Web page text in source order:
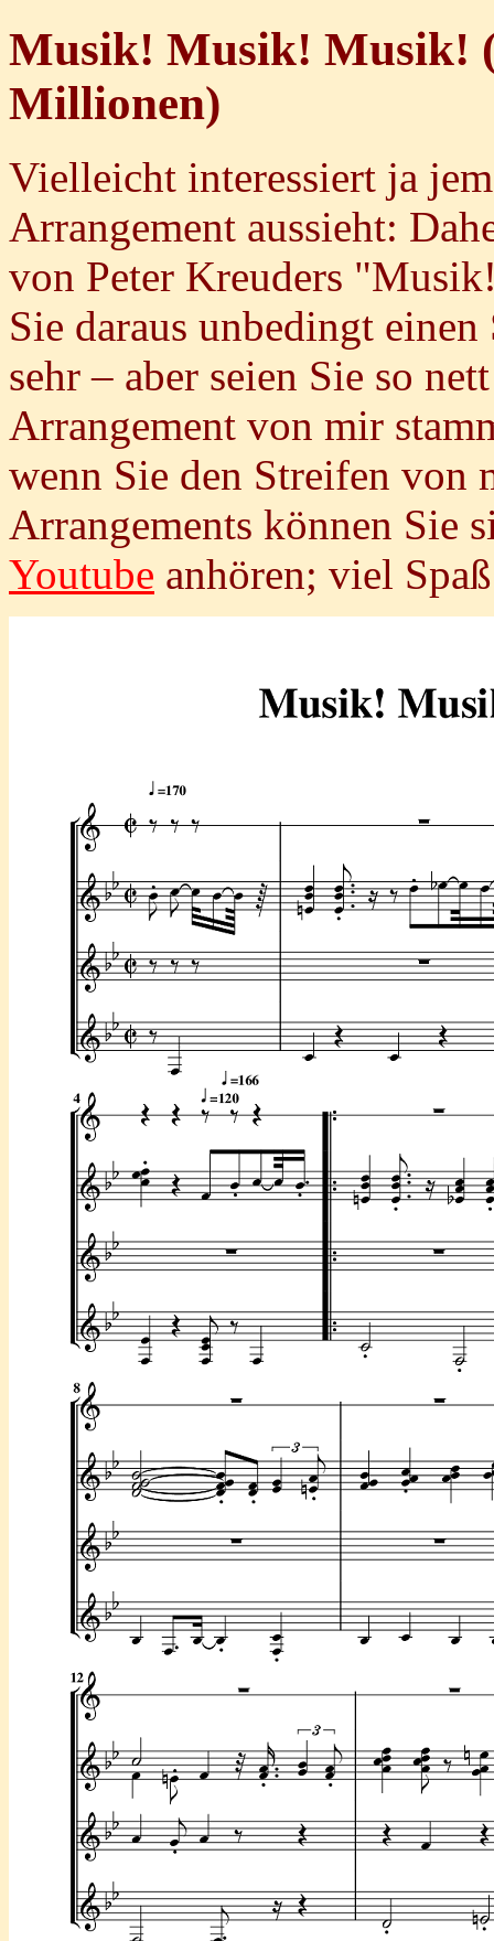
Musik! Musik! Musik!
Millionen)
Vielleicht interessiert ja
Arrangement aussieht:
von Peter Kreuders
Sie daraus unbedingt
sehr – aber seien Sie so
Arrangement von mir
wenn Sie den Streifen von
Arrangements können Sie
Youtube anhören; viel